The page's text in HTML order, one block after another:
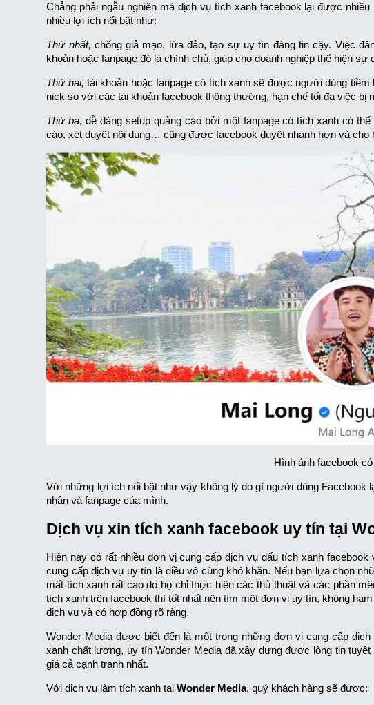
Chẳng phải ngẫu nghiên mà dịch vụ tích xanh facebook lại được
nhiều lợi ích nổi bật như:
Thứ nhất, chống giả mạo, lừa đảo, tạo sự uy tín đáng tin cậy. Việc
khoản hoặc fanpage đó là chính chủ, giúp cho doanh nghiệp thể hiện
Thứ hai, tài khoản hoặc fanpage có tích xanh sẽ được người dùng
nick so với các tài khoản facebook thông thường, hạn chế tối đa việc bị
Thứ ba, dễ dàng setup quảng cáo bởi một fanpage có tích xanh có
cáo, xét duyệt nội dung… cũng được facebook duyệt nhanh hơn và
Hình ảnh facebook
Với những lợi ích nổi bật như vậy không lý do gì người dùng
nhân và fanpage của mình.
Dịch vụ xin tích xanh facebook uy tín tại
Hiện nay có rất nhiều đơn vị cung cấp dịch vụ dấu tích xanh
cung cấp dịch vụ uy tín là điều vô cùng khó khăn. Nếu bạn lựa chọn
mất tích xanh rất cao do họ chỉ thực hiện các thủ thuật và các phần
tích xanh trên facebook thì tốt nhất nên tìm một đơn vị uy tín, không
dịch vụ và có hợp đồng rõ ràng.
Wonder Media được biết đến là một trong những đơn vị cung cấp
xanh chất lượng, uy tín Wonder Media đã xây dựng được lòng tin
giá cả cạnh tranh nhất.
Với dịch vụ làm tích xanh tạiWonder Media, quý khách hàng sẽ được: